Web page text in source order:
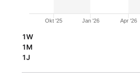
Okt '25 Jan '26 Apr '26
1W
1M
1J